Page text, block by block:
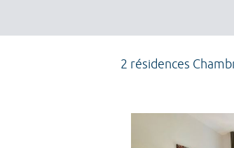
2 résidences